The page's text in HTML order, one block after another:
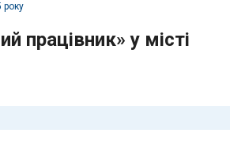
року
працівник» у місті